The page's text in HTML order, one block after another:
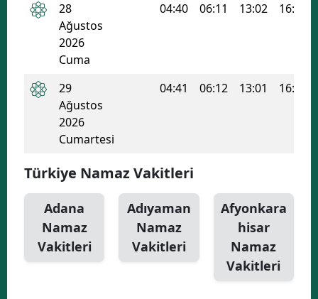
28
Ağustos
2026
Cuma
04:40 06:11 13:02 16:44
29
Ağustos
2026
Cumartesi
04:41 06:12 13:01 16:43
Türkiye Namaz Vakitleri
Adana
Namaz
Vakitleri
Adıyaman
Namaz
Vakitleri
Afyonkara
hisar
Namaz
Vakitleri